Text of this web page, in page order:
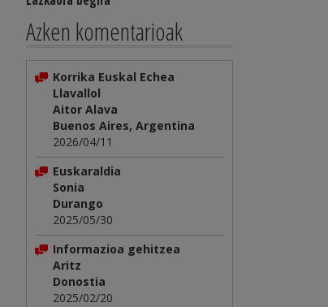
Azken komentarioak
Korrika Euskal Echea
Llavallol
Aitor Alava
Buenos Aires, Argentina
2026/04/11
Euskaraldia
Sonia
Durango
2025/05/30
Informazioa gehitzea
Aritz
Donostia
2025/02/20